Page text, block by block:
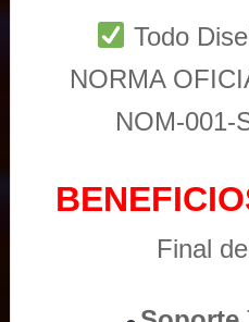
Todo
NORMA
NOM-001-
Final